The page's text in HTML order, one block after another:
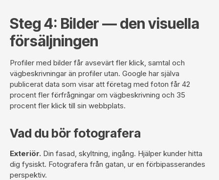
Steg 4: Bilder — den visuella
försäljningen
Profiler med bilder får avsevärt fler klick, samtal och
vägbeskrivningar än profiler utan. Google har själva
publicerat data som visar att företag med foton får 42
procent fler förfrågningar om vägbeskrivning och 35
procent fler klick till sin webbplats.
Vad du bör fotografera
Exteriör. Din fasad, skyltning, ingång. Hjälper kunder hitta
dig fysiskt. Fotografera från gatan, ur en förbipasserandes
perspektiv.